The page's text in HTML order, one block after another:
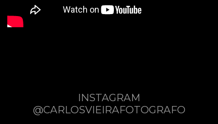
INSTAGRAM
@CARLOSVIEIRAFOTOGRAFO